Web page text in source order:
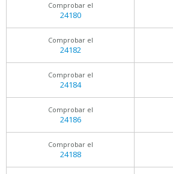
Comprobar el
24180
Comprobar el
24182
Comprobar el
24184
Comprobar el
24186
Comprobar el
24188